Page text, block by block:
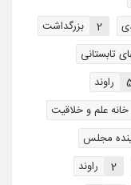
بزرگداشت 2
تابستانی
راوند
خانه علم و خلاقیت
مجلس
راوند 2